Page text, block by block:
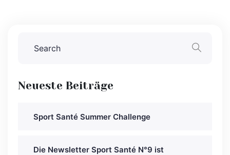
Neueste Beiträge
Sport Santé Summer Challenge
Die Newsletter Sport Santé N°9 ist